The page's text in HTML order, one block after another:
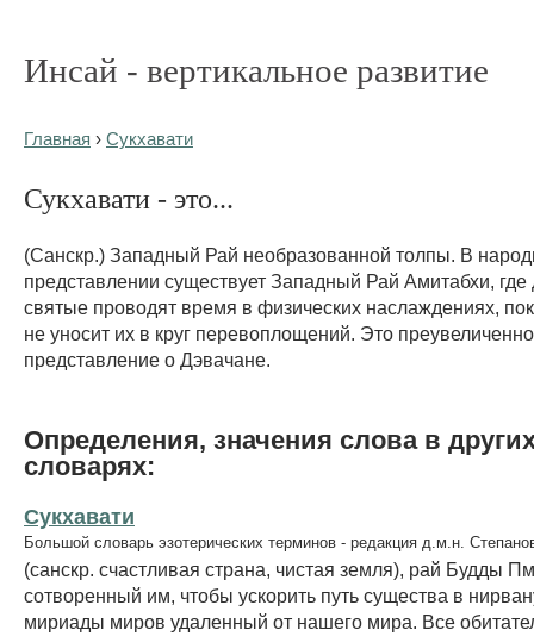
Инсай - вертикальное развитие
Главная › Сукхавати
Сукхавати - это...
(Санскр.) Западный Рай необразованной толпы. В
представлении существует Западный Рай Амитабхи,
святые проводят время в физических наслаждениях,
не уносит их в круг перевоплощений. Это
представление о Дэвачане.
Определения, значения слова в
словарях:
Сукхавати
Большой словарь эзотерических терминов - редакция д.м.н.
(санскр. счастливая страна, чистая земля), рай Будды
сотворенный им, чтобы ускорить путь существа в
мириады миров удаленный от нашего мира. Все